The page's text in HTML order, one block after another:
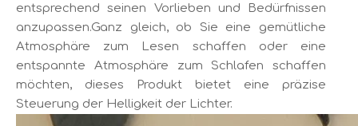
entsprechend seinen Vorlieben und Bedürfnissen
anzupassen.Ganz gleich, ob Sie eine gemütliche
Atmosphäre zum Lesen schaffen oder eine
entspannte Atmosphäre zum Schlafen schaffen
möchten, dieses Produkt bietet eine präzise
Steuerung der Helligkeit der Lichter.